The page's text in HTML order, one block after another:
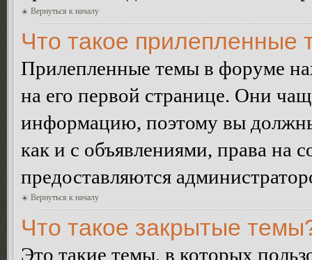
Вернуться к началу
Что такое прилепленные
Прилепленные темы в форуме
на его первой странице. Они
информацию, поэтому вы
как и с объявлениями, права на
предоставляются
Вернуться к началу
Что такое закрытые
Это такие темы, в которых